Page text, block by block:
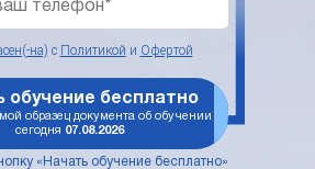
на) с Политикой и Офертой
обучение бесплатно
мой образец документа об обучении
сегодня 07.08.2026
«Начать обучение бесплатно»